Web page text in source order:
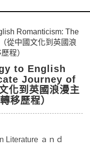
to English
Journey of
化到英國浪漫主
移歷程）
Literature ａｎｄ